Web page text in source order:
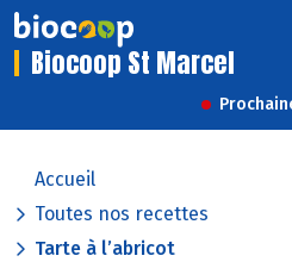
Biocoop St Marcel
Accueil
Toutes nos recettes
Tarte à l’abricot